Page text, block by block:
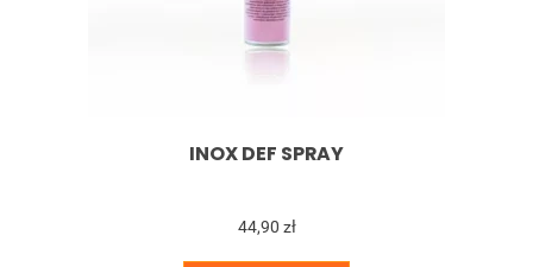
INOX DEF SPRAY
44,90 zł